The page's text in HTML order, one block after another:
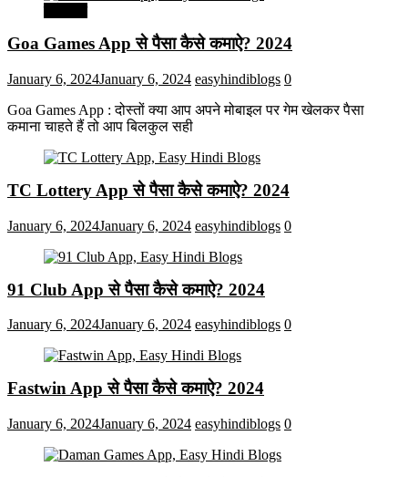
Goa Games App से पैसा कैसे कमाऐ? 2024
January 6, 2024January 6, 2024 easyhindiblogs 0
Goa Games App : दोस्तों क्या आप अपने मोबाइल पर गेम खेलकर पैसा
कमाना चाहते हैं तो आप बिलकुल सही
TC Lottery App से पैसा कैसे कमाऐ? 2024
January 6, 2024January 6, 2024 easyhindiblogs 0
91 Club App से पैसा कैसे कमाऐ? 2024
January 6, 2024January 6, 2024 easyhindiblogs 0
Fastwin App से पैसा कैसे कमाऐ? 2024
January 6, 2024January 6, 2024 easyhindiblogs 0